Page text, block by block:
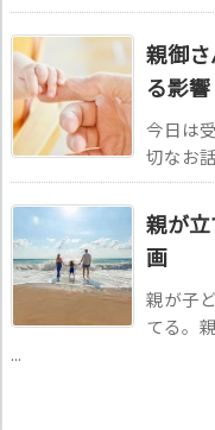
親御
る影響
今日は
切なお
親が
画
親が子
てる。
...